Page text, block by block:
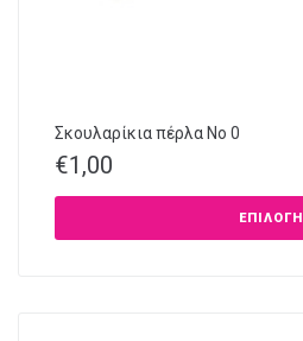
Σκουλαρίκια πέρλα Νο 0
€1,00
ΕΠΙΛΟΓΉ